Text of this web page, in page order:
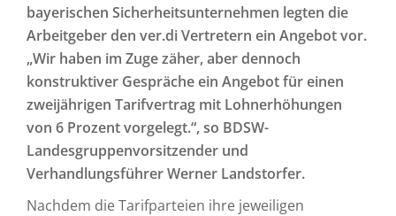
bayerischen Sicherheitsunternehmen legten die
Arbeitgeber den ver.di Vertretern ein Angebot vor.
„Wir haben im Zuge zäher, aber dennoch
konstruktiver Gespräche ein Angebot für einen
zweijährigen Tarifvertrag mit Lohnerhöhungen
von 6 Prozent vorgelegt.“, so BDSW-
Landesgruppenvorsitzender und
Verhandlungsführer Werner Landstorfer.
Nachdem die Tarifparteien ihre jeweiligen